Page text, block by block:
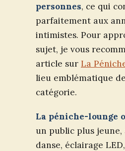
personnes, ce qui
parfaitement aux
intimistes. Pour
sujet, je vous
article sur La
lieu emblématique
catégorie.
La péniche-lounge
un public plus jeune,
danse, éclairage